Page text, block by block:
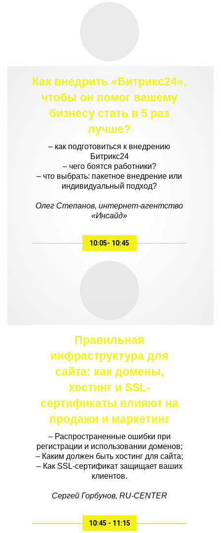
10:05- 10:45
Как внедрить «Битрикс24»,
чтобы он помог вашему
бизнесу стать в 5 раз
лучше?
– как подготовиться к внедрению
Битрикс24
– чего боятся работники?
– что выбрать: пакетное внедрение или
индивидуальный подход?
Олег Степанов, интернет-агентство
«Инсайд»
10:45 - 11:15
Правильная
инфраструктура для
сайта: как домены,
хостинг и SSL-
сертификаты влияют на
продажи и маркетинг
– Распространенные ошибки при
регистрации и использовании доменов;
– Каким должен быть хостинг для сайта;
– Как SSL-сертификат защищает ваших
клиентов.
Сергей Горбунов, RU-CENTER